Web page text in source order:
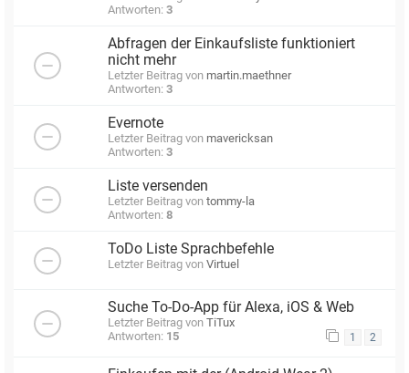
Antworten: 3
Abfragen der Einkaufsliste funktioniert
nicht mehr
Letzter Beitrag von martin.maethner
Antworten: 3
Evernote
Letzter Beitrag von mavericksan
Antworten: 3
Liste versenden
Letzter Beitrag von tommy-la
Antworten: 8
ToDo Liste Sprachbefehle
Letzter Beitrag von Virtuel
Suche To-Do-App für Alexa, iOS & Web
Letzter Beitrag von TiTux
Antworten: 15 1 2